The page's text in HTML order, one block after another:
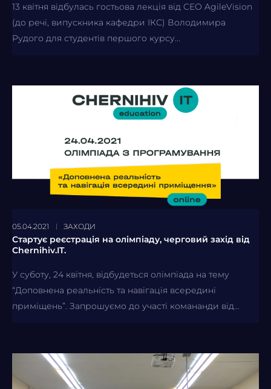
13 квітня відбулась гостьова лекція від CEO AgileVision
(до речі, випускника кафедри ІКС) Володимира
Рудого для студентів першого курсу...
05.04.2021 ЗАХОДИ
Стартує реєстрація на олімпіаду, черговий захід від
Chernihiv.IT.
У суботу, 24 квітня, відбудеться олімпіада на тему
“Доповнена реальність та навігація всередині
приміщень”. Запрошуємо до участі комананди від...